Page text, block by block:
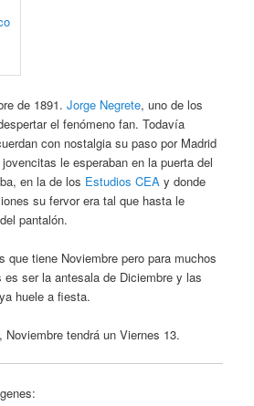
de 1891.Jorge Negrete, uno de los
el fenómeno fan. Todavía
con nostalgia su paso por Madrid
le esperaban en la puerta del
en la de los Estudios CEA y donde
su fervor era tal que hasta le
pantalón.
que tiene Noviembre pero para muchos
ser la antesala de Diciembre y las
huele a fiesta.
tendrá un Viernes 13.